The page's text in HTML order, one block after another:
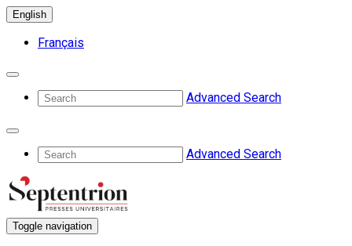
English
Français
Advanced Search
Advanced Search
Toggle navigation